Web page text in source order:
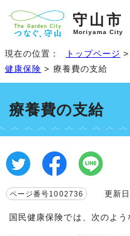
守山市
Moriyama City
現在の位置： トップページ
健康保険 > 療養費の支給
療養費の支給
ページ番号1002736 更新日
国民健康保険では、次のよ